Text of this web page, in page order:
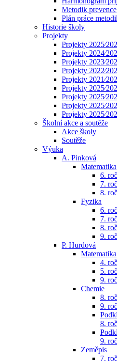
Metodik prevence
Plán práce
Historie školy
Projekty
Projekty
Projekty
Projekty
Projekty
Projekty
Projekty
Projekty
Projekty
Projekty
Školní akce a soutěže
Akce školy
Soutěže
Výuka
A. Pinková
Matematika
6.
7.
8.
Fyzika
6.
7.
8.
9.
P. Hurdová
Matematika
4.
5.
9.
Chemie
8.
9.
8.
9.
Zeměpis
7.